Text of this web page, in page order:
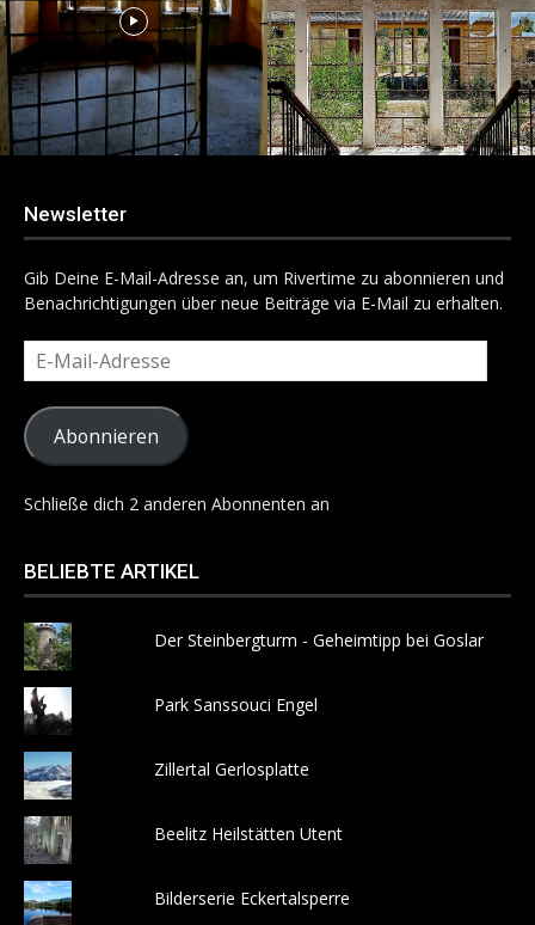
Newsletter
Gib Deine E-Mail-Adresse an, um Rivertime zu abonnieren und
Benachrichtigungen über neue Beiträge via E-Mail zu erhalten.
E-
Mail-
Adresse
Abonnieren
Schließe dich 2 anderen Abonnenten an
BELIEBTE ARTIKEL
Der Steinbergturm - Geheimtipp bei Goslar
Park Sanssouci Engel
Zillertal Gerlosplatte
Beelitz Heilstätten Utent
Bilderserie Eckertalsperre